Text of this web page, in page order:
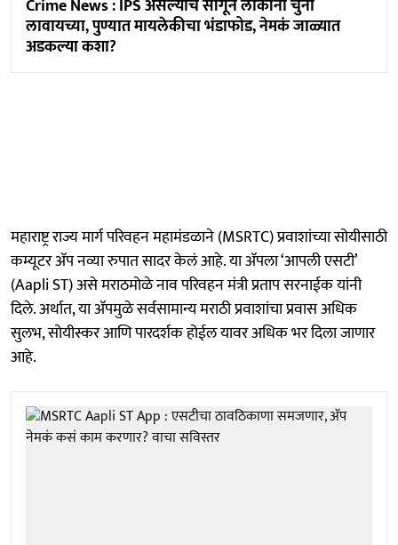
Crime News : IPS असल्याचे सांगून लोकांना चुना
लावायच्या, पुण्यात मायलेकीचा भंडाफोड, नेमकं जाळ्यात
अडकल्या कशा?
महाराष्ट्र राज्य मार्ग परिवहन महामंडळाने (MSRTC) प्रवाशांच्या सोयीसाठी
कम्यूटर ॲप नव्या रुपात सादर केलं आहे. या ॲपला ‘आपली एसटी’
(Aapli ST) असे मराठमोळे नाव परिवहन मंत्री प्रताप सरनाईक यांनी
दिले. अर्थात, या ॲपमुळे सर्वसामान्य मराठी प्रवाशांचा प्रवास अधिक
सुलभ, सोयीस्कर आणि पारदर्शक होईल यावर अधिक भर दिला जाणार
आहे.